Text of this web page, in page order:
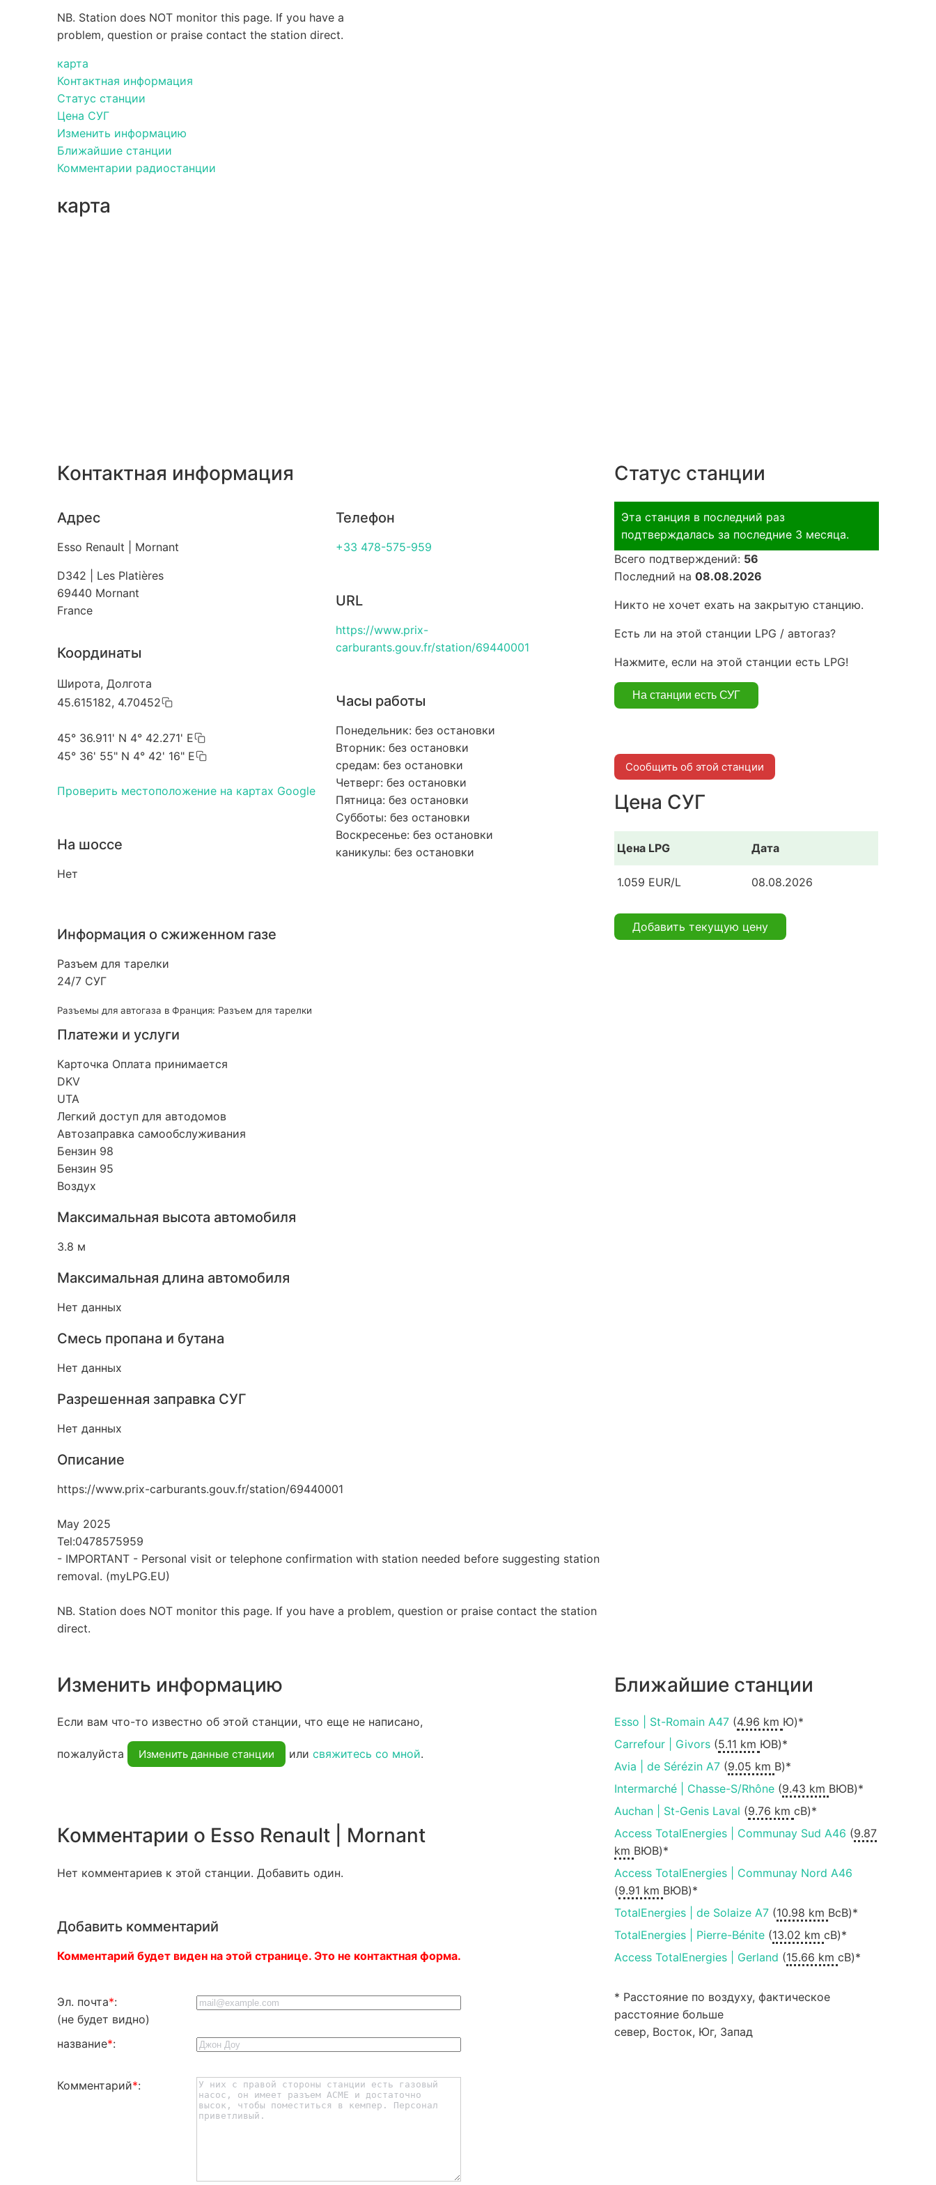
NB. Station does NOT monitor this page. If you have a
problem, question or praise contact the station direct.
карта
Контактная информация
Статус станции
Цена СУГ
Изменить информацию
Ближайшие станции
Комментарии радиостанции
карта
Контактная информация
Адрес
Esso Renault | Mornant
D342 | Les Platières
69440 Mornant
France
Координаты
Широта, Долгота
45.615182, 4.70452
45° 36.911' N 4° 42.271' E
45° 36' 55" N 4° 42' 16" E
Проверить местоположение на картах Google
На шоссе
Нет
Телефон
+33 478-575-959
URL
https://www.prix-
carburants.gouv.fr/station/69440001
Часы работы
Понедельник: без остановки
Вторник: без остановки
средам: без остановки
Четверг: без остановки
Пятница: без остановки
Субботы: без остановки
Воскресенье: без остановки
каникулы: без остановки
Информация о сжиженном газе
Разъем для тарелки
24/7 СУГ
Разъемы для автогаза в Франция: Разъем для тарелки
Платежи и услуги
Карточка Оплата принимается
DKV
UTA
Легкий доступ для автодомов
Автозаправка самообслуживания
Бензин 98
Бензин 95
Воздух
Максимальная высота автомобиля
3.8 м
Максимальная длина автомобиля
Нет данных
Смесь пропана и бутана
Нет данных
Разрешенная заправка СУГ
Нет данных
Описание
https://www.prix-carburants.gouv.fr/station/69440001
May 2025
Tel:0478575959
- IMPORTANT - Personal visit or telephone confirmation with station needed before suggesting station
removal. (myLPG.EU)
NB. Station does NOT monitor this page. If you have a problem, question or praise contact the station
direct.
Статус станции
Эта станция в последний раз
подтверждалась за последние 3 месяца.
Всего подтверждений: 56
Последний на 08.08.2026
Никто не хочет ехать на закрытую станцию.
Есть ли на этой станции LPG / автогаз?
Нажмите, если на этой станции есть LPG!
Сообщить об этой станции
Цена СУГ
Цена LPG Дата
1.059 EUR/L 08.08.2026
Добавить текущую цену
Изменить информацию
Если вам что-то известно об этой станции, что еще не написано,
пожалуйста Изменить данные станции или свяжитесь со мной.
Комментарии о Esso Renault | Mornant
Нет комментариев к этой станции. Добавить один.
Добавить комментарий
Комментарий будет виден на этой странице. Это не контактная форма.
Эл. почта*:
(не будет видно)
название*:
Комментарий*:
Ближайшие станции
Esso | St-Romain A47(4.96 km Ю)*
Carrefour | Givors(5.11 km ЮВ)*
Avia | de Sérézin A7(9.05 km В)*
Intermarché | Chasse-S/Rhône(9.43 km ВЮВ)*
Auchan | St-Genis Laval (9.76 km сВ)*
Access TotalEnergies | Communay Sud A46 (9.87
km ВЮВ)*
Access TotalEnergies | Communay Nord A46
(9.91 km ВЮВ)*
TotalEnergies | de Solaize A7(10.98 km ВсВ)*
TotalEnergies | Pierre-Bénite(13.02 km сВ)*
Access TotalEnergies | Gerland (15.66 km сВ)*
* Расстояние по воздуху, фактическое
расстояние больше
север, Восток, Юг, Запад